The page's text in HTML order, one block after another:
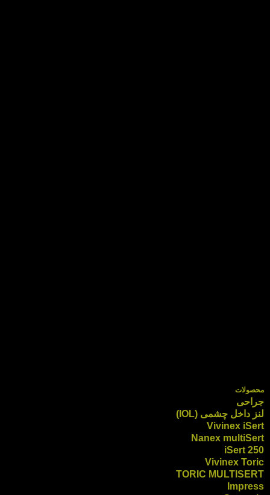
محصولات
جراحی
لنز داخل چشمی (IOL)
Vivinex iSert
Nanex multiSert
iSert 250
Vivinex Toric
TORIC MULTISERT
Impress